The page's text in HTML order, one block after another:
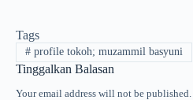
Tags
#profile tokoh; muzammil basyuni
Tinggalkan Balasan
Your email address will not be published.